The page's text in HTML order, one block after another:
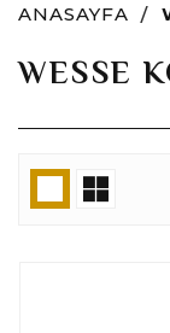
ANASAYFA
WESSE